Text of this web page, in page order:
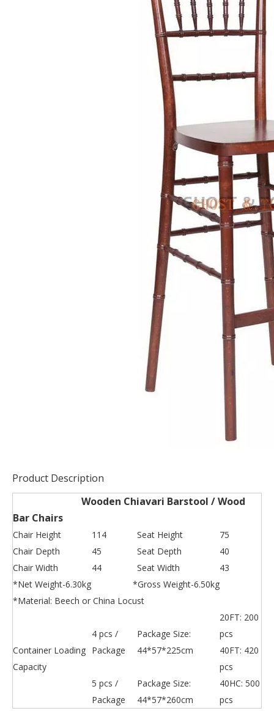
Product Description
Wooden Chiavari Barstool / Wood
Bar Chairs
Chair Height 114 Seat Height
75
Chair Depth
45 Seat Depth
40
Chair Width
44 Seat Width
43
*Net Weight-6.30kg *Gross Weight-6.50kg
*Material: Beech or China Locust
Container Loading
Capacity
4 pcs /
Package
Package Size:
44*57*225cm
20FT: 200
pcs
40FT: 420
pcs
5 pcs /
Package
Package Size:
44*57*260cm
40HC: 500
pcs